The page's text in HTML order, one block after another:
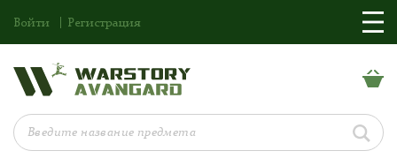
Войти Регистрация